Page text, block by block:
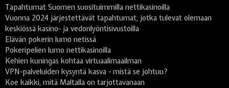
Tapahtumat Suomen suosituimmilla nettikasinoilla
Vuonna 2024 järjestettävät tapahtumat, jotka tulevat olemaan
keskiössä kasino- ja vedonlyöntisivustoilla
Elävän pokerin lumo netissä
Pokeripelien lumo nettikasinoilla
Kehien kuningas kohtaa virtuaalimaailman
VPN-palveluiden kysyntä kasva - mistä se johtuu?
Koe kaikki, mitä Maltalla on tarjottavanaan